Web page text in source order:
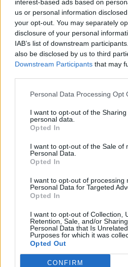
interest-based ads based on
us or personal information
your opt-out. You may separately
disclosure of your personal
IAB’s list of downstream
also be disclosed by us to third
Downstream Participants that may
Personal Data Processing Opt
I want to opt-out of the
personal data.
Opted In
I want to opt-out of the Sale of
Personal Data.
Opted In
I want to opt-out of processing
Personal Data for Targeted
Opted In
I want to opt-out of Collection,
Retention, Sale, and/or
Personal Data that Is
Purposes for which it was
Opted Out
CONFIRM
Могат да бъдат
23.12.14
Mrs.Capricorn
Guest